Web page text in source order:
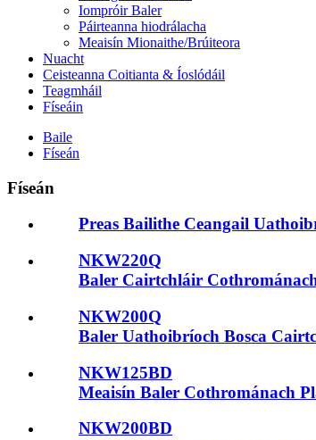
Iompróir Baler
Páirteanna hiodrálacha
Meaisín Mionaithe/Brúiteora
Nuacht
Ceisteanna Coitianta & Íoslódáil
Teagmháil
Físeáin
Baile
Físeán
Físeán
Preas Bailithe Ceangail
NKW220Q
Baler Cairtchláir
NKW200Q
Baler Uathoibríoch Bosca
NKW125BD
Meaisín Baler Cothrománach
NKW200BD